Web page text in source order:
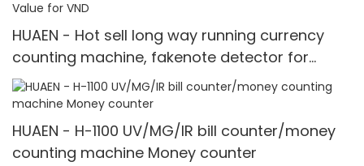
HUAEN - Hot sell long way running currency
counting machine, fakenote detector for
Vietnamese Dong(VND) Value for VND
HUAEN - H-1100 UV/MG/IR bill counter/money
counting machine Money counter